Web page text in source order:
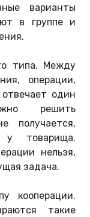
варианты
в группе и
типа. Между
операции,
один
решить
получается,
товарища.
нельзя,
задача.
кооперации.
такие